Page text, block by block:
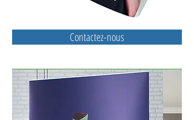
Contactez-nous